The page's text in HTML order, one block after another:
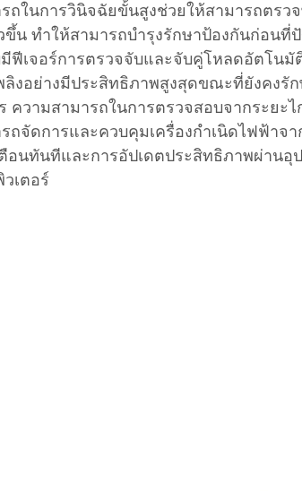
ถในการวินิจฉัยขั้นสูงช่วยให้สามารถตร
ขึ้น ทำให้สามารถบำรุงรักษาป้องกันก่อนที่
ฟีเจอร์การตรวจจับและจับคู่โหลดอัตโนมั
ลิงอย่างมีประสิทธิภาพสูงสุดขณะที่ยังคงรั
ความสามารถในการตรวจสอบจากระยะ
ถจัดการและควบคุมเครื่องกำเนิดไฟฟ้าจ
อนทันทีและการอัปเดตประสิทธิภาพผ่าน
เตอร์